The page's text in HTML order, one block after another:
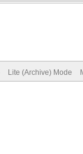
Lite (Archive) Mode